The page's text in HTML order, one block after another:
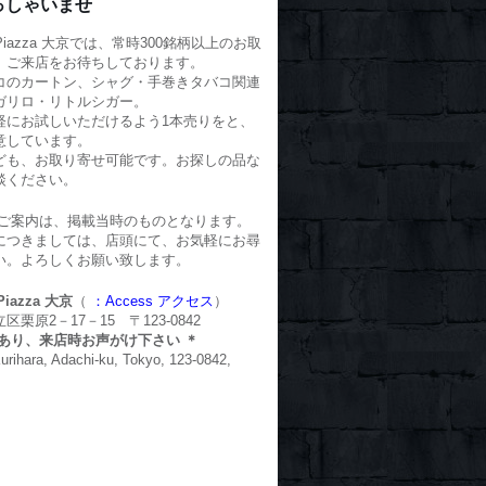
しゃいませ
大京では、常時300銘柄以上のお取
ご来店をお待ちしております。
のカートン、シャグ・手巻きタバコ関連
ロ・リトルシガー。
にお試しいただけるよう1本売りをと、
ています。
も、お取り寄せ可能です。お探しの品な
ださい。
内は、掲載当時のものとなります。
つきましては、店頭にて、お気軽にお尋
。よろしくお願い致します。
大京 （ ：Access アクセス ）
区栗原2－17－15 〒123-0842
り、来店時お声がけ下さい ＊
Adachi-ku, Tokyo, 123-0842,